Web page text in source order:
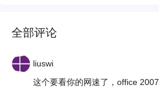
全部评论
liuswi
这个要看你的网速了，office